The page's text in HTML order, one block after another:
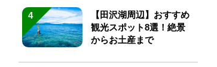
4
【田沢湖周辺】おすすめ
観光スポット8選！絶景
からお土産まで